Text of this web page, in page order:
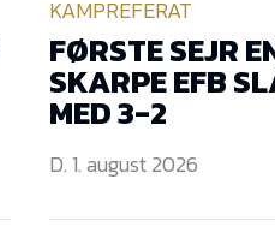
KAMPREFERAT
FØRSTE SEJR
SKARPE EFB
MED 3-2
D. 1. august 2026